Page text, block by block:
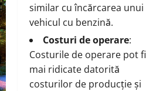
similar cu încărcarea unui
vehicul cu benzină.
Costuri de operare:
Costurile de operare pot fi
mai ridicate datorită
costurilor de producție și